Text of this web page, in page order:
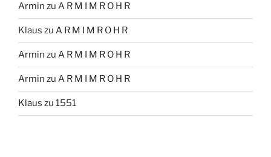
Armin zu A R M I M R O H R
Klaus zu A R M I M R O H R
Armin zu A R M I M R O H R
Armin zu A R M I M R O H R
Klaus zu 1551